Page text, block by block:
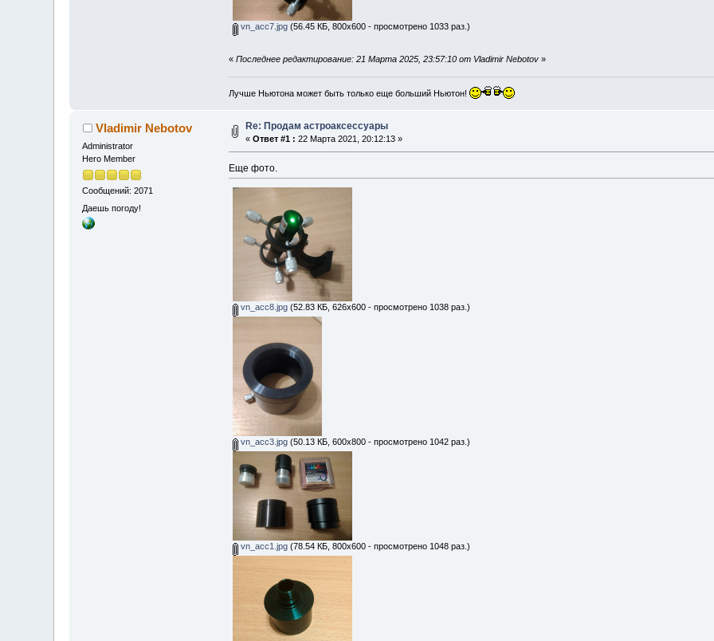
vn_acc7.jpg (56.45 КБ, 800x600 - просмотрено 1033 раз.)
« Последнее редактирование: 21 Марта 2025, 23:57:10 от Vladimir Nebotov»
Лучше Ньютона может быть только еще больший Ньютон!
Vladimir Nebotov
Administrator
Hero Member
Сообщений: 2071
Даешь погоду!
Re: Продам астроаксессуары
«Ответ #1 : 22 Марта 2021, 20:12:13 »
Еще фото.
vn_acc8.jpg (52.83 КБ, 626x600 - просмотрено 1038 раз.)
vn_acc3.jpg (50.13 КБ, 600x800 - просмотрено 1042 раз.)
vn_acc1.jpg (78.54 КБ, 800x600 - просмотрено 1048 раз.)